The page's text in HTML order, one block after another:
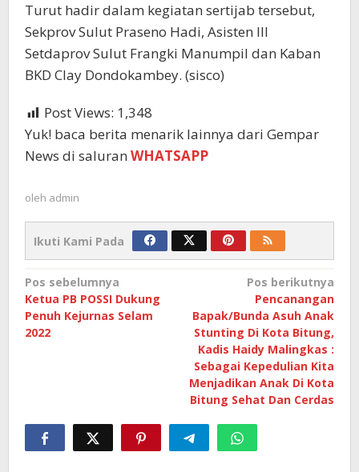
Turut hadir dalam kegiatan sertijab tersebut,
Sekprov Sulut Praseno Hadi, Asisten III
Setdaprov Sulut Frangki Manumpil dan Kaban
BKD Clay Dondokambey. (sisco)
Post Views: 1,348
Yuk! baca berita menarik lainnya dari Gempar
News di saluran WHATSAPP
oleh admin
Ikuti Kami Pada
Navigasi
pos
Pos sebelumnya
Ketua PB POSSI Dukung
Penuh Kejurnas Selam
2022
Pos berikutnya
Pencanangan
Bapak/Bunda Asuh Anak
Stunting Di Kota Bitung,
Kadis Haidy Malingkas :
Sebagai Kepedulian Kita
Menjadikan Anak Di Kota
Bitung Sehat Dan Cerdas